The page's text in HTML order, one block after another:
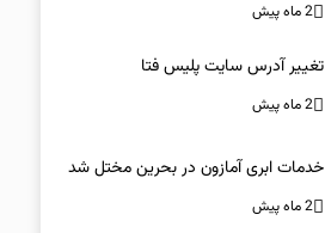
2 ماه پیش
تغییر آدرس سایت پلیس فتا
2 ماه پیش
خدمات ابری آمازون در بحرین مختل شد
2 ماه پیش